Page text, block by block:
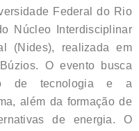
Federal do Rio
Núcleo Interdisciplinar
(Nides), realizada em
O evento busca
de tecnologia e a
além da formação de
de energia. O